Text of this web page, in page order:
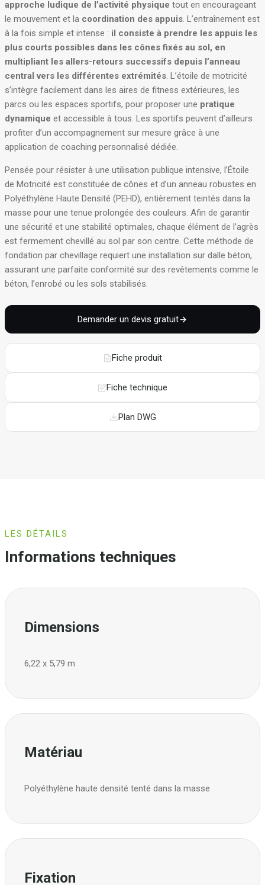
approche ludique de l’activité physique tout en encourageant
le mouvement et la coordination des appuis. L’entraînement est
à la fois simple et intense : il consiste à prendre les appuis les
plus courts possibles dans les cônes fixés au sol, en
multipliant les allers-retours successifs depuis l’anneau
central vers les différentes extrémités. L’étoile de motricité
s’intègre facilement dans les aires de fitness extérieures, les
parcs ou les espaces sportifs, pour proposer une pratique
dynamique et accessible à tous. Les sportifs peuvent d’ailleurs
profiter d’un accompagnement sur mesure grâce à une
application de coaching personnalisé dédiée.
Pensée pour résister à une utilisation publique intensive, l’Étoile
de Motricité est constituée de cônes et d’un anneau robustes en
Polyéthylène Haute Densité (PEHD), entièrement teintés dans la
masse pour une tenue prolongée des couleurs. Afin de garantir
une sécurité et une stabilité optimales, chaque élément de l’agrès
est fermement chevillé au sol par son centre. Cette méthode de
fondation par chevillage requiert une installation sur dalle béton,
assurant une parfaite conformité sur des revêtements comme le
béton, l’enrobé ou les sols stabilisés.
Demander un devis gratuit
Fiche produit
Fiche technique
Plan DWG
LES DÉTAILS
Informations techniques
Dimensions
6,22 x 5,79 m
Matériau
Polyéthylène haute densité tenté dans la masse
Fixation